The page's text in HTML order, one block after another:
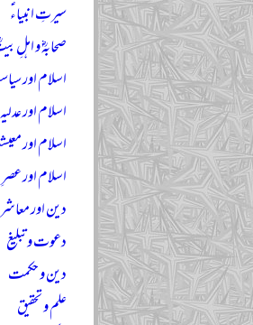
سیرتِ انبیاءؑ
صحابہؓ و اہلِ
اسلام اور
اسلام اور عدلیہ
اسلام اور
اسلام اور
دین اور
دعوت و تبلیغ
دین و حکمت
علم و تحقیق